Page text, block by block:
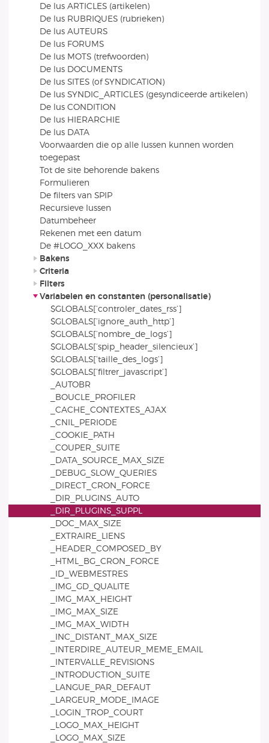
De lus ARTICLES (artikelen)
De lus RUBRIQUES (rubrieken)
De lus AUTEURS
De lus FORUMS
De lus MOTS (trefwoorden)
De lus DOCUMENTS
De lus SITES (of SYNDICATION)
De lus SYNDIC_ARTICLES (gesyndiceerde artikelen)
De lus CONDITION
De lus HIERARCHIE
De lus DATA
Voorwaarden die op alle lussen kunnen worden
toegepast
Tot de site behorende bakens
Formulieren
De filters van SPIP
Recursieve lussen
Datumbeheer
Rekenen met een datum
De #LOGO_XXX bakens
Bakens
Criteria
Filters
Variabelen en constanten (personalisatie)
$GLOBALS[’controler_dates_rss’]
$GLOBALS[’ignore_auth_http’]
$GLOBALS[’nombre_de_logs’]
$GLOBALS[’spip_header_silencieux’]
$GLOBALS[’taille_des_logs’]
$GLOBALS[’filtrer_javascript’]
_AUTOBR
_BOUCLE_PROFILER
_CACHE_CONTEXTES_AJAX
_CNIL_PERIODE
_COOKIE_PATH
_COUPER_SUITE
_DATA_SOURCE_MAX_SIZE
_DEBUG_SLOW_QUERIES
_DIRECT_CRON_FORCE
_DIR_PLUGINS_AUTO
_DIR_PLUGINS_SUPPL
_DOC_MAX_SIZE
_EXTRAIRE_LIENS
_HEADER_COMPOSED_BY
_HTML_BG_CRON_FORCE
_ID_WEBMESTRES
_IMG_GD_QUALITE
_IMG_MAX_HEIGHT
_IMG_MAX_SIZE
_IMG_MAX_WIDTH
_INC_DISTANT_MAX_SIZE
_INTERDIRE_AUTEUR_MEME_EMAIL
_INTERVALLE_REVISIONS
_INTRODUCTION_SUITE
_LANGUE_PAR_DEFAUT
_LARGEUR_MODE_IMAGE
_LOGIN_TROP_COURT
_LOGO_MAX_HEIGHT
_LOGO_MAX_SIZE